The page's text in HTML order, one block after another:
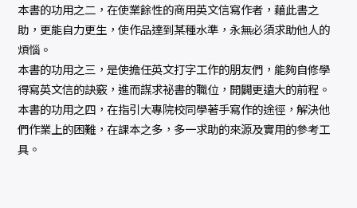
本書的功用之二，在使業餘性的商用英文信寫作者，藉此書之
助，更能自力更生，使作品達到某種水準，永無必須求助他人的
煩惱。
本書的功用之三，是使擔任英文打字工作的朋友們，能夠自修學
得寫英文信的訣竅，進而謀求祕書的職位，開闢更遠大的前程。
本書的功用之四，在指引大專院校同學著手寫作的途徑，解決他
們作業上的困難，在課本之多，多一求助的來源及實用的參考工
具。